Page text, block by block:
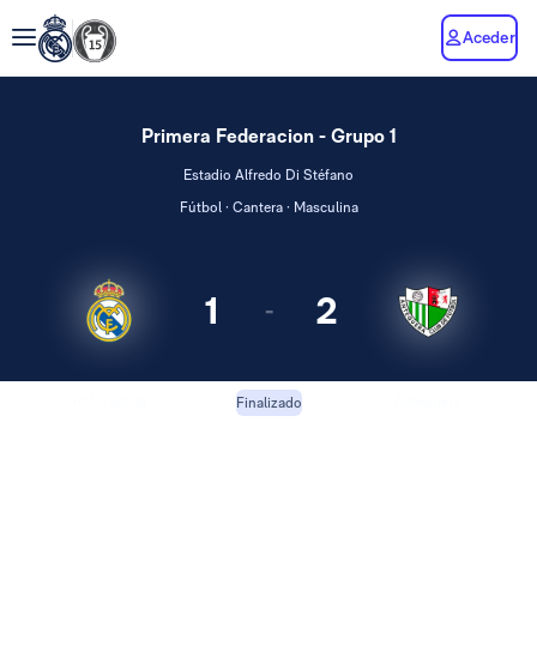
Aceder
Primera Federacion - Grupo 1
Estadio Alfredo Di Stéfano
Fútbol · Cantera · Masculina
1 - 2
Finalizado